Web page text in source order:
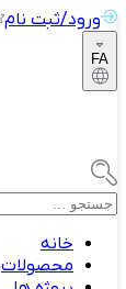
ورود/ثبت نام
FA
خانه
محصولات